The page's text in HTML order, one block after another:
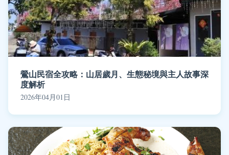
鶯山民宿全攻略：山居歲月、生態秘境與主人故事深
度解析
2026年04月01日